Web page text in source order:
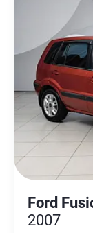
Ford
2007